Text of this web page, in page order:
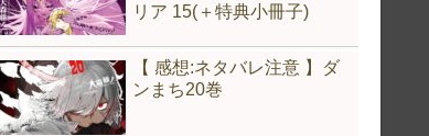
リア 15(＋特典小冊子)
【 感想:ネタバレ注意 】ダ
ンまち20巻